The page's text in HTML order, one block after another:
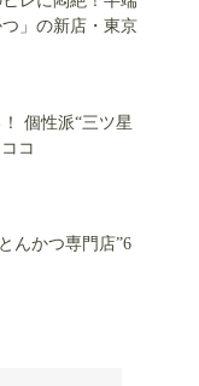
」の新店・東京
個性派“三ツ星
コ
んかつ専門店”6